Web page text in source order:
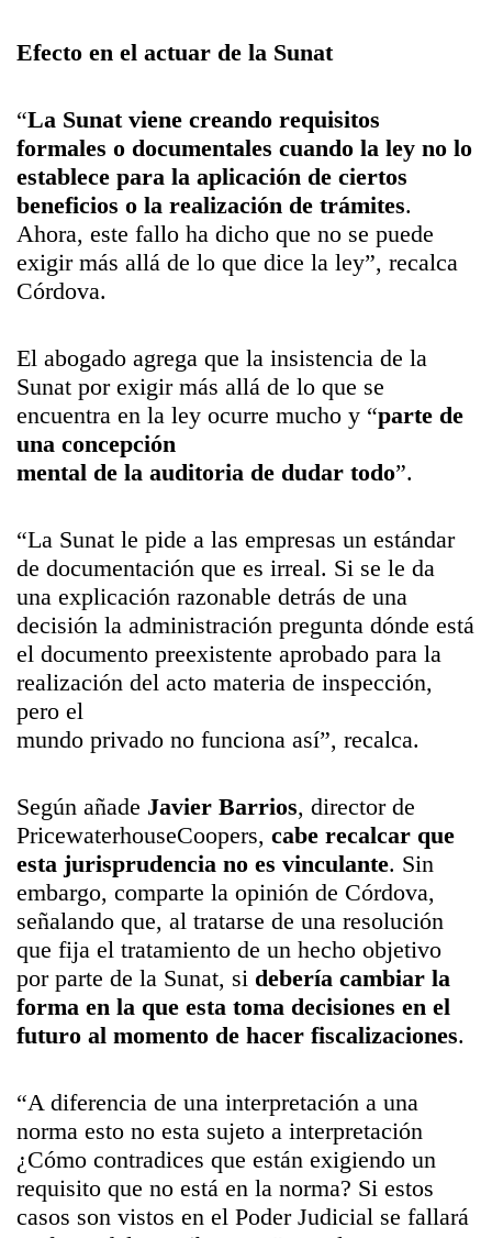
Efecto en el actuar de la Sunat
“La Sunat viene creando requisitos
formales o documentales cuando la ley no lo
establece para la aplicación de ciertos
beneficios o la realización de trámites.
Ahora, este fallo ha dicho que no se puede
exigir más allá de lo que dice la ley”, recalca
Córdova.
El abogado agrega que la insistencia de la
Sunat por exigir más allá de lo que se
encuentra en la ley ocurre mucho y “parte de
una concepción
mental de la auditoria de dudar todo”.
“La Sunat le pide a las empresas un estándar
de documentación que es irreal. Si se le da
una explicación razonable detrás de una
decisión la administración pregunta dónde está
el documento preexistente aprobado para la
realización del acto materia de inspección,
pero el
mundo privado no funciona así”, recalca.
Según añade Javier Barrios, director de
PricewaterhouseCoopers, cabe recalcar que
esta jurisprudencia no es vinculante. Sin
embargo, comparte la opinión de Córdova,
señalando que, al tratarse de una resolución
que fija el tratamiento de un hecho objetivo
por parte de la Sunat, si debería cambiar la
forma en la que esta toma decisiones en el
futuro al momento de hacer fiscalizaciones.
“A diferencia de una interpretación a una
norma esto no esta sujeto a interpretación
¿Cómo contradices que están exigiendo un
requisito que no está en la norma? Si estos
casos son vistos en el Poder Judicial se fallará